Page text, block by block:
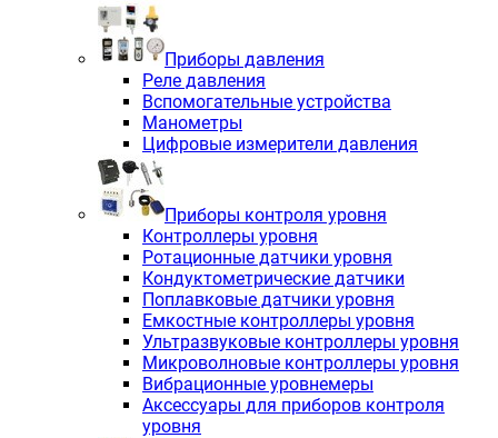
Приборы давления
Реле давления
Вспомогательные устройства
Манометры
Цифровые измерители давления
Приборы контроля уровня
Контроллеры уровня
Ротационные датчики уровня
Кондуктометрические датчики
Поплавковые датчики уровня
Емкостные контроллеры уровня
Ультразвуковые контроллеры уровня
Микроволновые контроллеры уровня
Вибрационные уровнемеры
Аксессуары для приборов контроля
уровня